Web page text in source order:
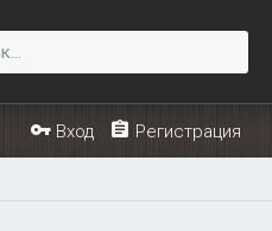
Вход Регистрация